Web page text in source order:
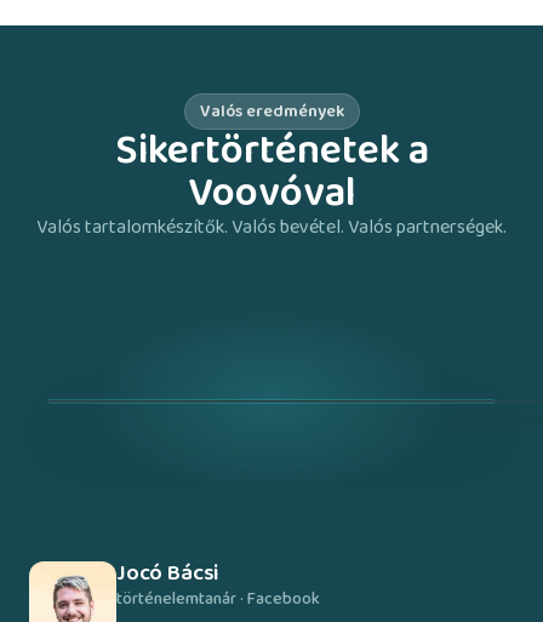
Valós eredmények
Sikertörténetek a
Voovóval
Valós tartalomkészítők. Valós bevétel. Valós partnerségek.
Jocó Bácsi
történelemtanár · Facebook